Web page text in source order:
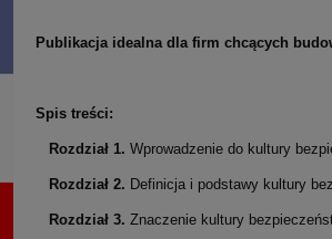
Publikacja idealna dla firm chcących
Spis treści:
Rozdział 1. Wprowadzenie do kultury
Rozdział 2. Definicja i podstawy kultury
Rozdział 3. Znaczenie kultury